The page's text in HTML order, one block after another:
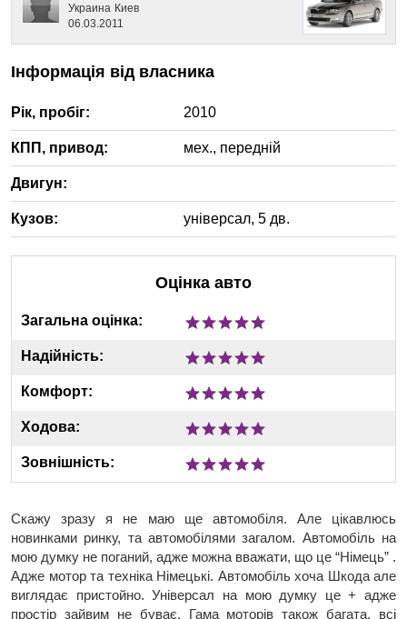
Украина Киев
06.03.2011
Інформація від власника
Рік, пробіг: 2010
КПП, привод: мех., передній
Двигун:
Кузов: універсал, 5 дв.
Оцінка авто
Загальна оцінка:
Надійність:
Комфорт:
Ходова:
Зовнішність:
Скажу зразу я не маю ще автомобіля. Але цікавлюсь
новинками ринку, та автомобілями загалом. Автомобіль на
мою думку не поганий, адже можна вважати, що це “Німець” .
Адже мотор та техніка Німецькі. Автомобіль хоча Шкода але
виглядає пристойно. Універсал на мою думку це + адже
простір зайвим не буває. Гама моторів також багата, всі